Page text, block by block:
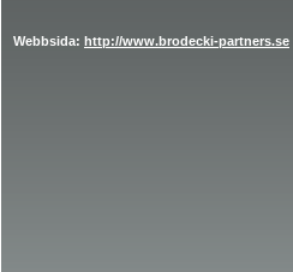
Webbsida: http://www.brodecki-partners.se